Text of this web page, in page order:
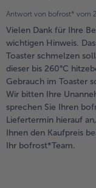
Antwort von bofrost* vom
Vielen Dank für Ihre
wichtigen Hinweis.
Toaster schmelzen
dieser bis 260°C
Gebrauch im Toaster
Wir bitten Ihre
sprechen Sie Ihren
Liefertermin hierauf
Ihnen den Kaufpreis
Ihr bofrost*Team.